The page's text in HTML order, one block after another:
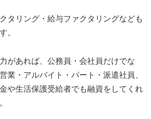
タリング・給与ファクタリングなども
。
があれば、公務員・会社員だけでな
業・アルバイト・パート・派遣社員、
や生活保護受給者でも融資をしてくれ